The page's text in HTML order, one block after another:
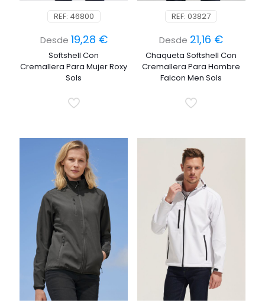
REF: 46800
Desde 19,28 €
Softshell Con
Cremallera Para Mujer Roxy
Sols
REF: 03827
Desde 21,16 €
Chaqueta Softshell Con
Cremallera Para Hombre
Falcon Men Sols